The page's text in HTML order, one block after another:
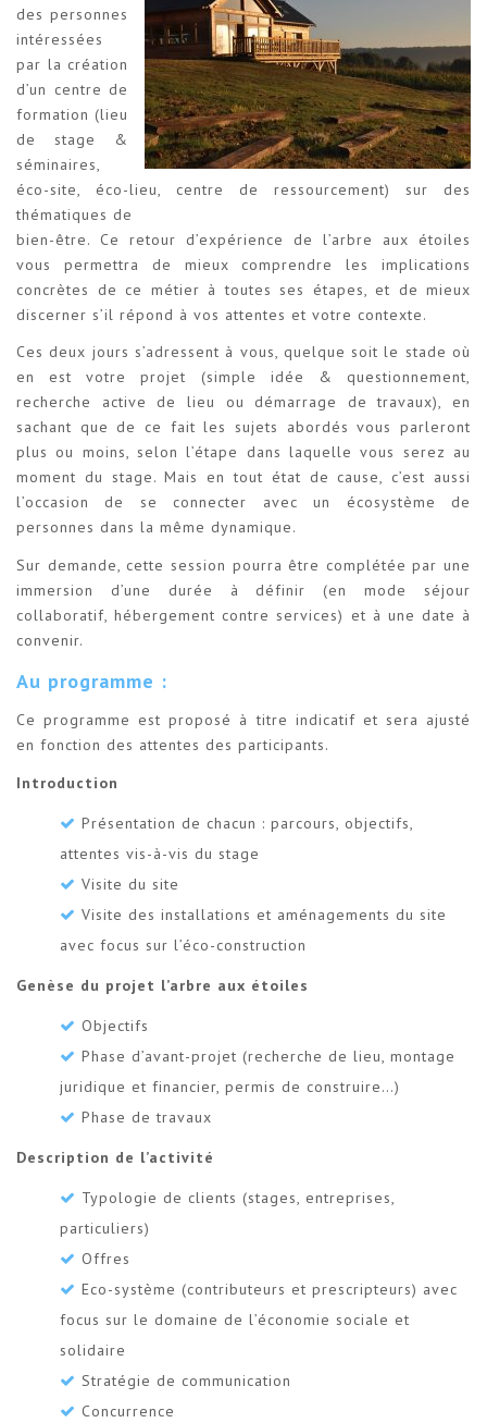
des personnes
intéressées
par la création
d’un centre de
formation (lieu
de stage &
séminaires,
éco-site, éco-lieu, centre de ressourcement) sur des
thématiques de
bien-être. Ce retour d’expérience de l’arbre aux étoiles
vous permettra de mieux comprendre les implications
concrètes de ce métier à toutes ses étapes, et de mieux
discerner s’il répond à vos attentes et votre contexte.
Ces deux jours s’adressent à vous, quelque soit le stade où
en est votre projet (simple idée & questionnement,
recherche active de lieu ou démarrage de travaux), en
sachant que de ce fait les sujets abordés vous parleront
plus ou moins, selon l’étape dans laquelle vous serez au
moment du stage. Mais en tout état de cause, c’est aussi
l’occasion de se connecter avec un écosystème de
personnes dans la même dynamique.
Sur demande, cette session pourra être complétée par une
immersion d’une durée à définir (en mode séjour
collaboratif, hébergement contre services) et à une date à
convenir.
Au programme :
Ce programme est proposé à titre indicatif et sera ajusté
en fonction des attentes des participants.
Introduction
Présentation de chacun : parcours, objectifs,
attentes vis-à-vis du stage
Visite du site
Visite des installations et aménagements du site
avec focus sur l’éco-construction
Genèse du projet l’arbre aux étoiles
Objectifs
Phase d’avant-projet (recherche de lieu, montage
juridique et financier, permis de construire…)
Phase de travaux
Description de l’activité
Typologie de clients (stages, entreprises,
particuliers)
Offres
Eco-système (contributeurs et prescripteurs) avec
focus sur le domaine de l’économie sociale et
solidaire
Stratégie de communication
Concurrence